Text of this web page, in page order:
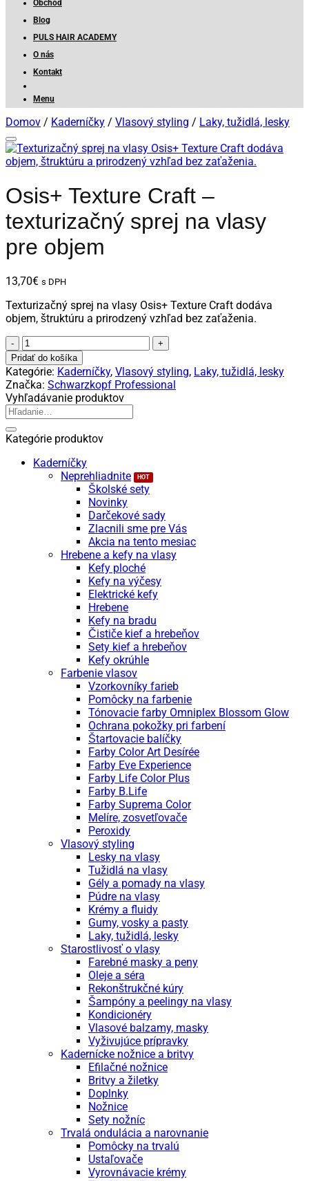
Obchod
Blog
PULS HAIR ACADEMY
O nás
Kontakt
Menu
Domov / Kaderníčky / Vlasový styling / Laky, tužidlá, lesky
Osis+ Texture Craft –
texturizačný sprej na vlasy
pre objem
13,70€ s DPH
Texturizačný sprej na vlasy Osis+ Texture Craft dodáva
objem, štruktúru a prirodzený vzhľad bez zaťaženia.
množstvo
Osis+
Texture
Craft
–
texturizačný
sprej
na
vlasy
pre
objem
Pridať do košíka
Kategórie: Kaderníčky, Vlasový styling, Laky, tužidlá, lesky
Značka: Schwarzkopf Professional
Vyhľadávanie produktov
Hľadať:
Kategórie produktov
Kaderníčky
Neprehliadnite
Školské sety
Novinky
Darčekové sady
Zlacnili sme pre Vás
Akcia na tento mesiac
Hrebene a kefy na vlasy
Kefy ploché
Kefy na výčesy
Elektrické kefy
Hrebene
Kefy na bradu
Čističe kief a hrebeňov
Sety kief a hrebeňov
Kefy okrúhle
Farbenie vlasov
Vzorkovníky farieb
Pomôcky na farbenie
Tónovacie farby Omniplex Blossom Glow
Ochrana pokožky pri farbení
Štartovacie balíčky
Farby Color Art Desírée
Farby Eve Experience
Farby Life Color Plus
Farby B.Life
Farby Suprema Color
Melíre, zosvetľovače
Peroxidy
Vlasový styling
Lesky na vlasy
Tužidlá na vlasy
Gély a pomady na vlasy
Púdre na vlasy
Krémy a fluidy
Gumy, vosky a pasty
Laky, tužidlá, lesky
Starostlivosť o vlasy
Farebné masky a peny
Oleje a séra
Rekonštrukčné kúry
Šampóny a peelingy na vlasy
Kondicionéry
Vlasové balzamy, masky
Vyživujúce prípravky
Kadernícke nožnice a britvy
Efilačné nožnice
Britvy a žiletky
Doplnky
Nožnice
Sety nožníc
Trvalá ondulácia a narovnanie
Pomôcky na trvalú
Ustaľovače
Vyrovnávacie krémy